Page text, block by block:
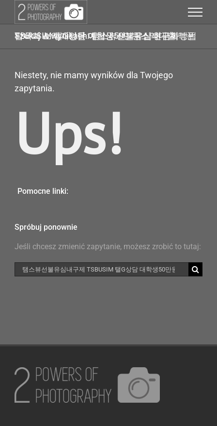
Przejdź
Szukaj w wynikach: 탬스뷰선불유심내구제 TSBUSIM 탤G상담 대학생50만원소액대출 막폰팝니다 소액개인돈 예천군 선불유심 현금화방법
Niestety, nie mamy wyników dla Twojego
zapytania.
Ups!
Pomocne linki:
Spróbuj ponownie
Jeśli chcesz zmienić zapytanie, możesz zrobić to tutaj:
Szukaj